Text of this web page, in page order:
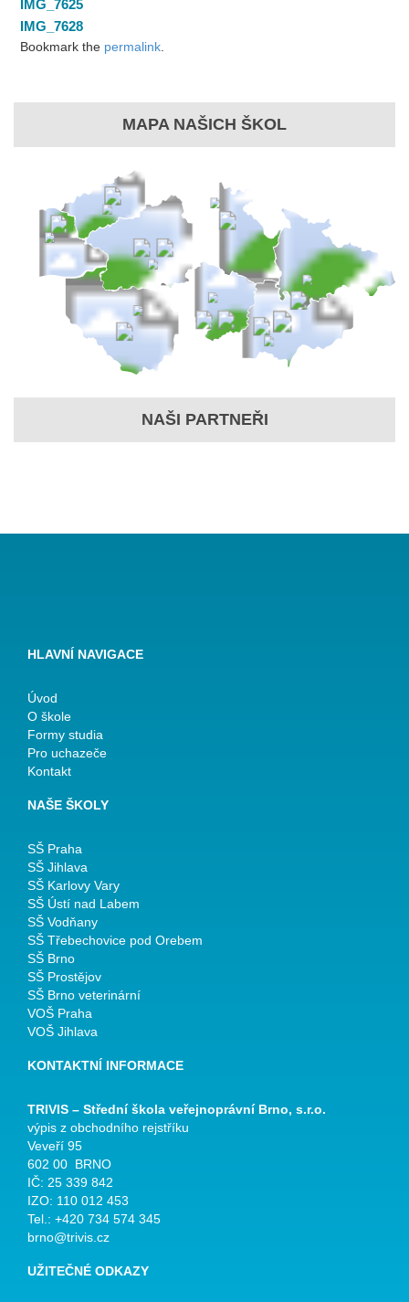
IMG_7625
IMG_7628
Bookmark the permalink.
MAPA NAŠICH ŠKOL
NAŠI PARTNEŘI
HLAVNÍ NAVIGACE
Úvod
O škole
Formy studia
Pro uchazeče
Kontakt
NAŠE ŠKOLY
SŠ Praha
SŠ Jihlava
SŠ Karlovy Vary
SŠ Ústí nad Labem
SŠ Vodňany
SŠ Třebechovice pod Orebem
SŠ Brno
SŠ Prostějov
SŠ Brno veterinární
VOŠ Praha
VOŠ Jihlava
KONTAKTNÍ INFORMACE
TRIVIS – Střední škola veřejnoprávní Brno, s.r.o.
výpis z obchodního rejstříku
Veveří 95
602 00 BRNO
IČ: 25 339 842
IZO: 110 012 453
Tel.: +420 734 574 345
brno@trivis.cz
UŽITEČNÉ ODKAZY